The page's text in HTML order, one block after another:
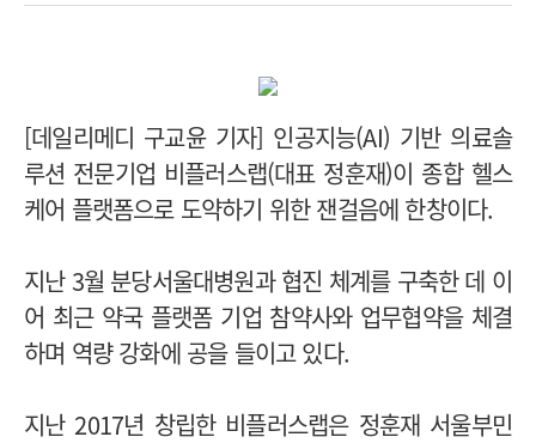
[데일리메디 구교윤 기자] 인공지능(AI) 기반 의료솔
루션 전문기업 비플러스랩(대표 정훈재)이 종합 헬스
케어 플랫폼으로 도약하기 위한 잰걸음에 한창이다.
지난 3월 분당서울대병원과 협진 체계를 구축한 데 이
어 최근 약국 플랫폼 기업 참약사와 업무협약을 체결
하며 역량 강화에 공을 들이고 있다.
지난 2017년 창립한 비플러스랩은 정훈재 서울부민